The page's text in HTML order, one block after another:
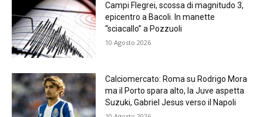
Campi Flegrei, scossa di magnitudo 3,
epicentro a Bacoli. In manette
“sciacallo” a Pozzuoli
10 Agosto 2026
Calciomercato: Roma su Rodrigo Mora
ma il Porto spara alto, la Juve aspetta
Suzuki, Gabriel Jesus verso il Napoli